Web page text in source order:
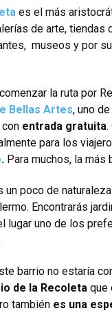
es el más
de arte, tiendas
museos y por
la ruta por
Bellas Artes, uno
entrada gratuita
para los
. Para muchos, la más
un poco de
Encontrarás
lugar uno de los
barrio no estaría
de la Recoleta que
también es una